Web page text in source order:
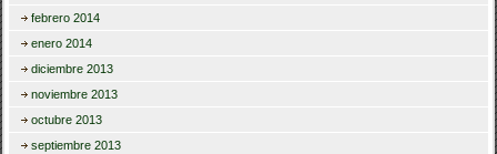
febrero 2014
enero 2014
diciembre 2013
noviembre 2013
octubre 2013
septiembre 2013